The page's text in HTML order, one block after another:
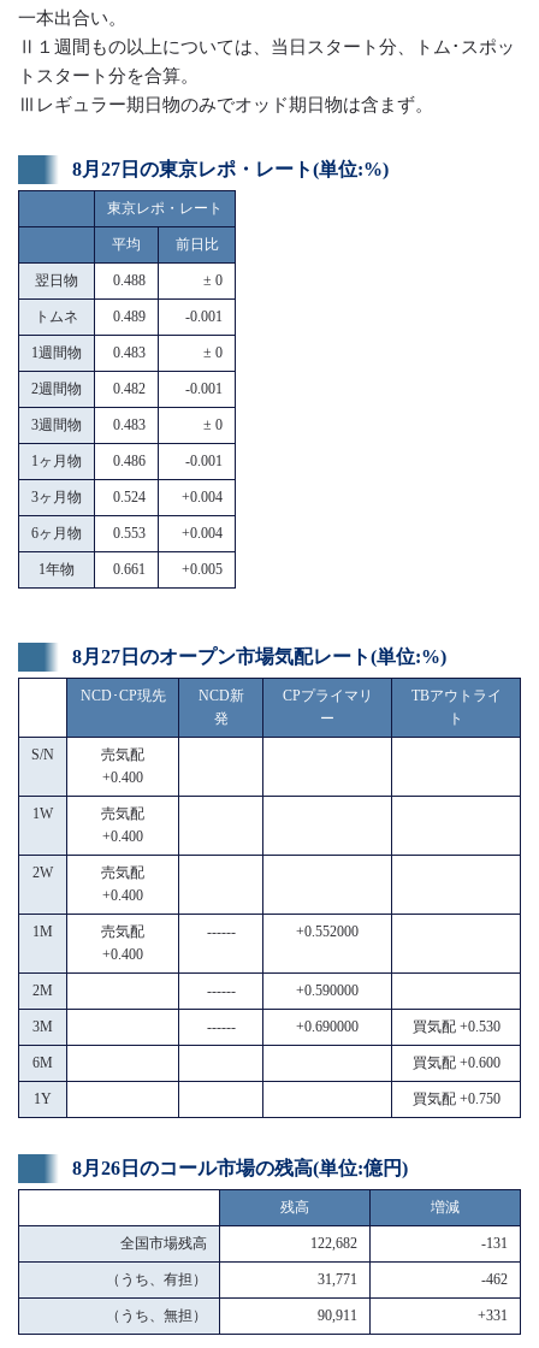
一本出合い。
Ⅱ１週間もの以上については、当日スタート分、トム･スポッ
トスタート分を合算。
Ⅲレギュラー期日物のみでオッド期日物は含まず。
8月27日の東京レポ・レート(単位:%)
東京レポ・レート
平均 前日比
翌日物 0.488 ± 0
トムネ 0.489 -0.001
1週間物 0.483 ± 0
2週間物 0.482 -0.001
3週間物 0.483 ± 0
1ヶ月物 0.486 -0.001
3ヶ月物 0.524 +0.004
6ヶ月物 0.553 +0.004
1年物 0.661 +0.005
8月27日のオープン市場気配レート(単位:%)
NCD･CP現先
NCD新
発
CPプライマリ
ー
TBアウトライ
ト
S/N
売気配
+0.400
1W
売気配
+0.400
2W
売気配
+0.400
1M
売気配
+0.400
------ +0.552000
2M ------ +0.590000
3M ------ +0.690000 買気配 +0.530
6M 買気配 +0.600
1Y 買気配 +0.750
8月26日のコール市場の残高(単位:億円)
残高 増減
全国市場残高 122,682 -131
（うち、有担） 31,771 -462
（うち、無担） 90,911 +331